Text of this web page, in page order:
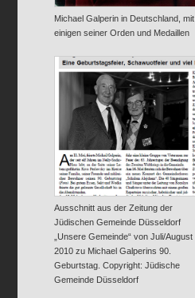
Michael Galperin in Deutschland, mit
einigen seiner Orden und Medaillen
Ausschnitt aus der Zeitung der
Jüdischen Gemeinde Düsseldorf
„Unsere Gemeinde“ von Juli/August
2010 zu Michael Galperins 90.
Geburtstag. Copyright: Jüdische
Gemeinde Düsseldorf